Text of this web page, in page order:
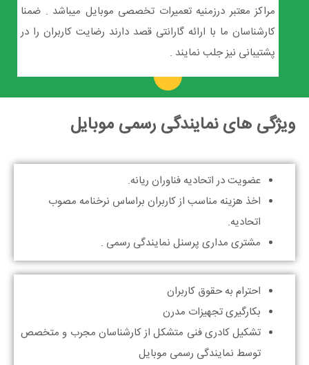
مراکز معتبر درزمنیه تعمیرات تخصصی موبایل میباشد . ضمنا
کارشناسان ما با ارائه گارانتی قصد دارند رضایت کاربران را در
پشتیبانی نیز جلب نمایند .
ویژگی های نمایندگی رسمی موبایل
عضویت در اتحادیه فناوران ریانه.
اخذ هزینه مناسب از کاربران براساس نرخنامه مصوب
اتحادیه.
مشتری مداری پرسنل نمایندگی رسمی .
احترام به حقوق کاربران
بکارگیری تجهیزات مدرن
تشکیل کادری فنی متشکل از کارشناسان مجرب و متخصص
توسط نمایندگی رسمی موبایل